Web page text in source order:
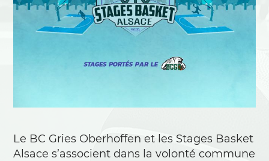
Le BC Gries Oberhoffen et les Stages Basket
Alsace s’associent dans la volonté commune